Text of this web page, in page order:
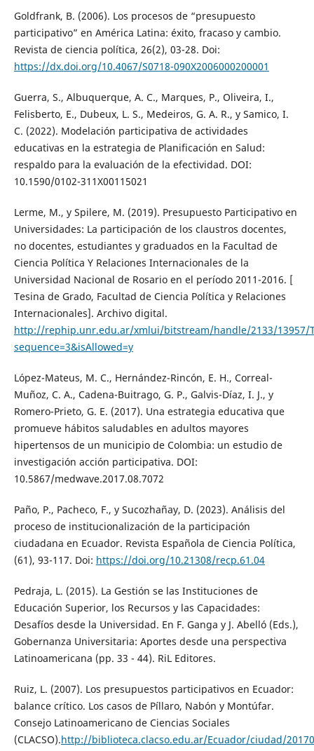
Goldfrank, B. (2006). Los procesos de “presupuesto
participativo” en América Latina: éxito, fracaso y cambio.
Revista de ciencia política, 26(2), 03-28. Doi:
https://dx.doi.org/10.4067/S0718-090X2006000200001
Guerra, S., Albuquerque, A. C., Marques, P., Oliveira, I.,
Felisberto, E., Dubeux, L. S., Medeiros, G. A. R., y Samico, I.
C. (2022). Modelación participativa de actividades
educativas en la estrategia de Planificación en Salud:
respaldo para la evaluación de la efectividad. DOI:
10.1590/0102-311X00115021
Lerme, M., y Spilere, M. (2019). Presupuesto Participativo en
Universidades: La participación de los claustros docentes,
no docentes, estudiantes y graduados en la Facultad de
Ciencia Política Y Relaciones Internacionales de la
Universidad Nacional de Rosario en el período 2011-2016. [
Tesina de Grado, Facultad de Ciencia Política y Relaciones
Internacionales]. Archivo digital.
http://rephip.unr.edu.ar/xmlui/bitstream/handle/2133/13957/
sequence=3&isAllowed=y
López-Mateus, M. C., Hernández-Rincón, E. H., Correal-
Muñoz, C. A., Cadena-Buitrago, G. P., Galvis-Díaz, I. J., y
Romero-Prieto, G. E. (2017). Una estrategia educativa que
promueve hábitos saludables en adultos mayores
hipertensos de un municipio de Colombia: un estudio de
investigación acción participativa. DOI:
10.5867/medwave.2017.08.7072
Paño, P., Pacheco, F., y Sucozhañay, D. (2023). Análisis del
proceso de institucionalización de la participación
ciudadana en Ecuador. Revista Española de Ciencia Política,
(61), 93-117. Doi: https://doi.org/10.21308/recp.61.04
Pedraja, L. (2015). La Gestión se las Instituciones de
Educación Superior, los Recursos y las Capacidades:
Desafíos desde la Universidad. En F. Ganga y J. Abelló (Eds.),
Gobernanza Universitaria: Aportes desde una perspectiva
Latinoamericana (pp. 33 - 44). RiL Editores.
Ruiz, L. (2007). Los presupuestos participativos en Ecuador:
balance crítico. Los casos de Píllaro, Nabón y Montúfar.
Consejo Latinoamericano de Ciencias Sociales
(CLACSO).http://biblioteca.clacso.edu.ar/Ecuador/ciudad/